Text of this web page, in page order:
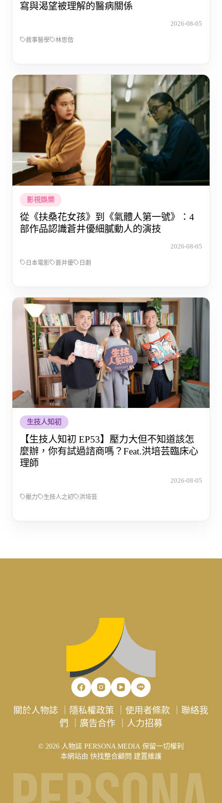
寫與渴望被理解的醫病關係
2026-08-05
敘事醫學 林思偕
影視娛樂
從《扶桑花女孩》到《氣體人第一號》：4
部作品認識蒼井優細膩動人的演技
2026-08-05
日本電影 蒼井優 日劇
生技人知初
【生技人知初 EP53】壓力大但不知道該怎
麼辦，你有試過諮商嗎？Feat.洪培芸臨床心
理師
2026-08-05
壓力 生技人之初 洪培芸
關於人物誌 隱私權政策 ｜使用者條款 ｜聯絡我
們
廣告合作｜ 人力招募
© 2026 人物誌 PERSONA MEDIA 保留一切權利
本網站由 快找整合顧問 建置維護